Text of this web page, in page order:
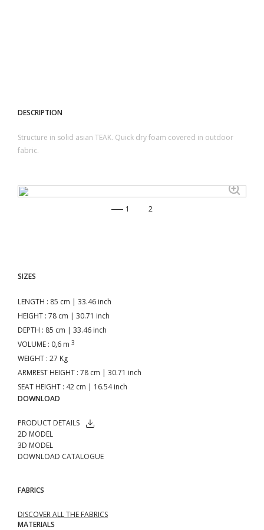
DESCRIPTION
Structure in solid asian TEAK. Quick dry foam covered in outdoor
fabric.
1 2
SIZES
LENGTH : 85 cm | 33.46 inch
HEIGHT : 78 cm | 30.71 inch
DEPTH : 85 cm | 33.46 inch
VOLUME : 0,6 m 3
WEIGHT : 27 Kg
ARMREST HEIGHT : 78 cm | 30.71 inch
SEAT HEIGHT : 42 cm | 16.54 inch
DOWNLOAD
PRODUCT DETAILS
2D MODEL
3D MODEL
DOWNLOAD CATALOGUE
FABRICS
DISCOVER ALL THE FABRICS
MATERIALS